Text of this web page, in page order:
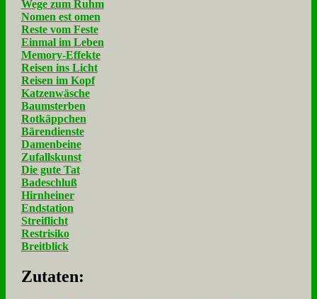
Wege zum Ruhm
Nomen est omen
Reste vom Feste
Einmal im Leben
Memory-Effekte
Reisen ins Licht
Reisen im Kopf
Katzenwäsche
Baumsterben
Rotkäppchen
Bärendienste
Damenbeine
Zufallskunst
Die gute Tat
Badeschluß
Hirnheiner
Endstation
Streiflicht
Restrisiko
Breitblick
Zu­ta­ten: